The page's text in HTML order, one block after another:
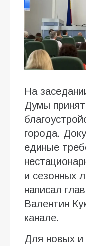
На
Думы
города.
единые
и сезонных
написал
Валентин
канале.
Для новых